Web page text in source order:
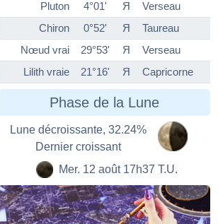
Pluton
4°01' Я
Verseau
Chiron
0°52' Я
Taureau
Nœud vrai
29°53' Я
Verseau
Lilith vraie
21°16' Я Capricorne
Phase de la Lune
Lune décroissante, 32.24%
Dernier croissant
Mer. 12 août 17h37 T.U.